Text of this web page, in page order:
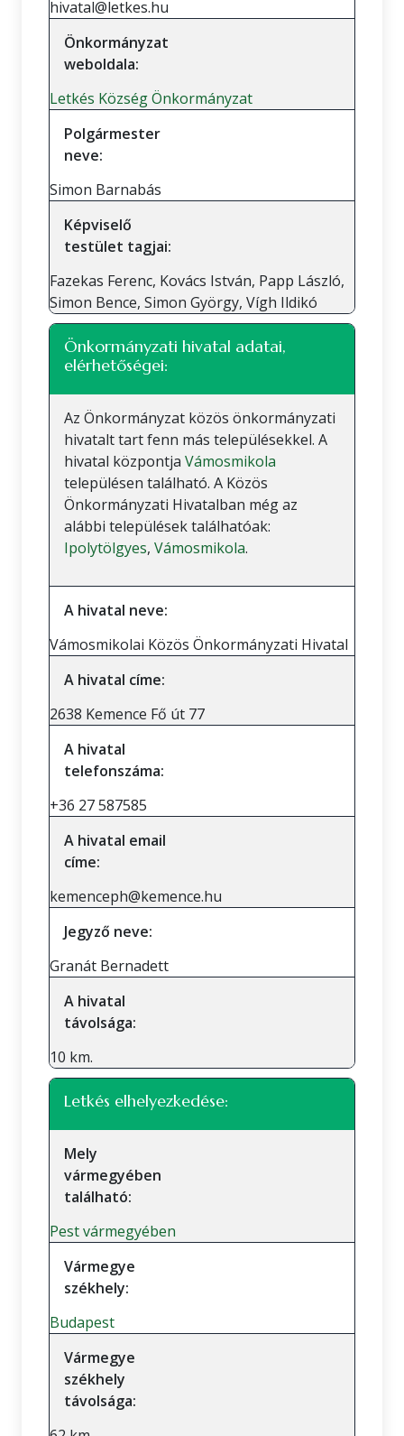
hivatal@letkes.hu
Önkormányzat
weboldala:
Letkés Község Önkormányzat
Polgármester
neve:
Simon Barnabás
Képviselő
testület tagjai:
Fazekas Ferenc, Kovács István, Papp László,
Simon Bence, Simon György, Vígh Ildikó
Önkormányzati hivatal adatai,
elérhetőségei:
Az Önkormányzat közös önkormányzati
hivatalt tart fenn más településekkel. A
hivatal központja Vámosmikola
településen található. A Közös
Önkormányzati Hivatalban még az
alábbi települések találhatóak:
Ipolytölgyes, Vámosmikola.
A hivatal neve:
Vámosmikolai Közös Önkormányzati Hivatal
A hivatal címe:
2638 Kemence Fő út 77
A hivatal
telefonszáma:
+36 27 587585
A hivatal email
címe:
kemenceph@kemence.hu
Jegyző neve:
Granát Bernadett
A hivatal
távolsága:
10 km.
Letkés elhelyezkedése:
Mely
vármegyében
található:
Pest vármegyében
Vármegye
székhely:
Budapest
Vármegye
székhely
távolsága: